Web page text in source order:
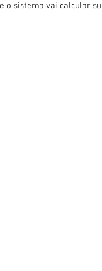
o sistema vai calcular